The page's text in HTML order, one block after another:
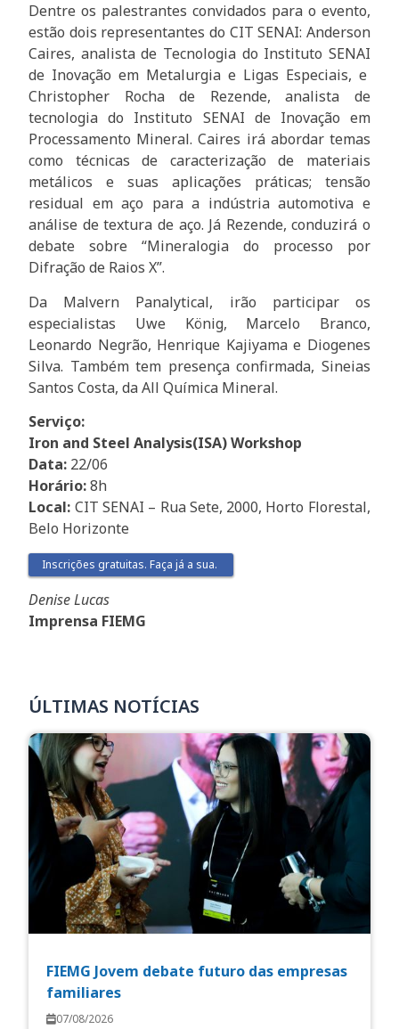
Dentre os palestrantes convidados para o evento,
estão dois representantes do CIT SENAI: Anderson
Caires, analista de Tecnologia do Instituto SENAI
de Inovação em Metalurgia e Ligas Especiais, e
Christopher Rocha de Rezende, analista de
tecnologia do Instituto SENAI de Inovação em
Processamento Mineral. Caires irá abordar temas
como técnicas de caracterização de materiais
metálicos e suas aplicações práticas; tensão
residual em aço para a indústria automotiva e
análise de textura de aço. Já Rezende, conduzirá o
debate sobre “Mineralogia do processo por
Difração de Raios X”.
Da Malvern Panalytical, irão participar os
especialistas Uwe König, Marcelo Branco,
Leonardo Negrão, Henrique Kajiyama e Diogenes
Silva. Também tem presença confirmada, Sineias
Santos Costa, da All Química Mineral.
Serviço:
Iron and Steel Analysis(ISA) Workshop
Data: 22/06
Horário:8h
Local: CIT SENAI – Rua Sete, 2000, Horto Florestal,
Belo Horizonte
Inscrições gratuitas. Faça já a sua.
Denise Lucas
Imprensa FIEMG
ÚLTIMAS NOTÍCIAS
FIEMG Jovem debate futuro das empresas
familiares
07/08/2026